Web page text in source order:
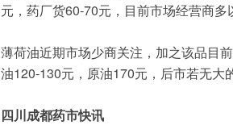
元，药厂货60-70元，目前市场经营商多
薄荷油近期市场少商关注，加之该品目
油120-130元，原油170元，后市若无大
四川成都药市快讯